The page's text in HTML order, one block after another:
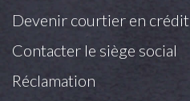
Devenir courtier en crédit
Contacter le siège social
Réclamation